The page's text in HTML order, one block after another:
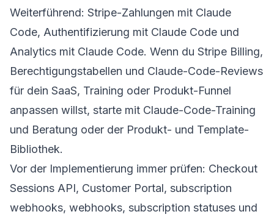
Weiterführend: Stripe-Zahlungen mit Claude
Code, Authentifizierung mit Claude Code und
Analytics mit Claude Code. Wenn du Stripe Billing,
Berechtigungstabellen und Claude-Code-Reviews
für dein SaaS, Training oder Produkt-Funnel
anpassen willst, starte mit Claude-Code-Training
und Beratung oder der Produkt- und Template-
Bibliothek.
Vor der Implementierung immer prüfen: Checkout
Sessions API, Customer Portal, subscription
webhooks, webhooks, subscription statuses und